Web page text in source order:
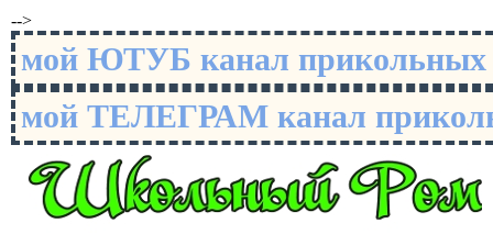
-->
мой ЮТУБ канал
мой ТЕЛЕГРАМ канал